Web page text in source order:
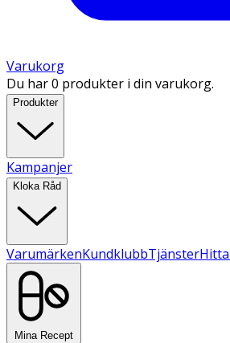
Varukorg
Du har 0 produkter i din varukorg.
Produkter
Kampanjer
Kloka Råd
VarumärkenKundklubbTjänster
Mina Recept